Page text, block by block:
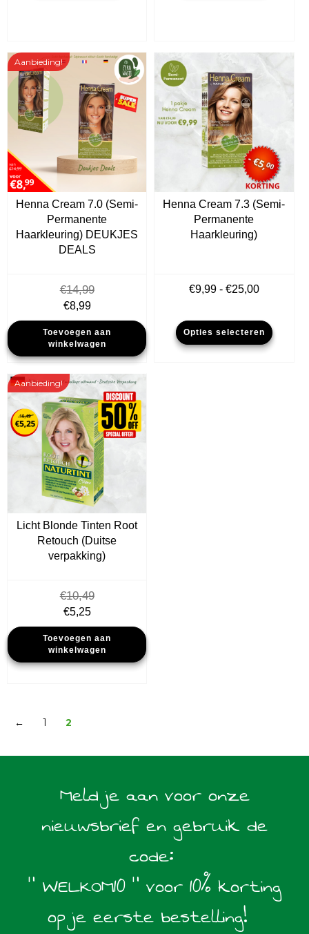
Deze
optie
kan
gekozen
op
de
Henna Cream 7.0 (Semi-
Permanente
Haarkleuring) DEUKJES
DEALS
€14,99
Oorspronkelijke
prijs
was:
€14,99.
€8,99Huidige
prijs
is:
€8,99.
Toevoegen aan
winkelwagen
Aanbieding!
Henna Cream 7.3 (Semi-
Permanente
Haarkleuring)
€9,99 - €25,00
tot
€25,00
Opties selecteren
Dit
Licht Blonde Tinten Root
Retouch (Duitse
verpakking)
€10,49
Oorspronkelijke
prijs
was:
€10,49.
€5,25Huidige
prijs
is:
€5,25.
Toevoegen aan
winkelwagen
Aanbieding!
← 1 2
Meld je aan voor onze
nieuwsbrief en gebruik de
code:
" WELKOM10 " voor 10% korting
op je eerste bestelling!